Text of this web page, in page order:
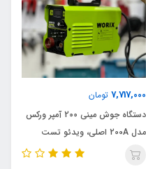
7,717,000 تومان
دستگاه جوش مینی 200 آمپر ورکس
مدل 200A اصلی، ویدئو تست
پائین صفحه